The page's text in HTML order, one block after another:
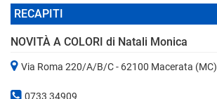
RECAPITI
NOVITÀ A COLORI di Natali Monica
Via Roma 220/A/B/C - 62100 Macerata (MC)
0733 34909